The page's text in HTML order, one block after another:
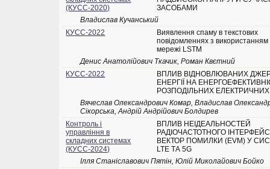
(КУСС-2020)
ЗАСОБАМИ
Владислав Кучанський
КУСС-2022
Виявлення спаму в текстових
повідомленнях з
мережі LSTM
Денис Анатолійович Ткачик, Роман Квєтний
КУСС-2022
ВПЛИВ ВІДНОВЛЮВАНИХ
ЕНЕРГІЇ НА
РОЗПОДІЛЬНИХ
Вячеслав Олександрович Комар, Владислав
Сікорська, Андрій Андрійович Болдирев
Контроль і
управління в
складних системах
(КУСС-2024)
ВПЛИВ НЕІДЕАЛЬНОСТЕЙ
РАДІОЧАСТОТНОГО
ВЕКТОР ПОМИЛКИ (EVM) У
LTE ТА 5G
Ілля Станіславович Пятін, Юлій Миколайович Бойко